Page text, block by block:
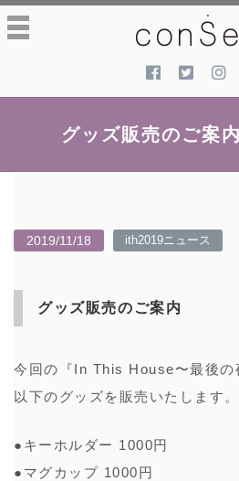
toggle
navigation
グッズ販売のご案
2019/11/18 ith2019ニュース
グッズ販売のご案内
今回の『In This House〜最後の
以下のグッズを販売いたします。
●キーホルダー 1000円
●マグカップ 1000円